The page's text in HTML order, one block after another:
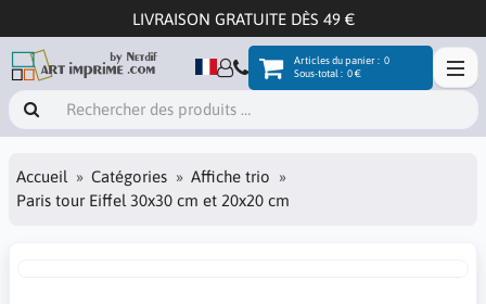
LIVRAISON GRATUITE DÈS 49 €
Articles du panier : 0
Sous-total : 0 €
Accueil Catégories
Affiche trio
Paris tour Eiffel 30x30 cm et 20x20 cm